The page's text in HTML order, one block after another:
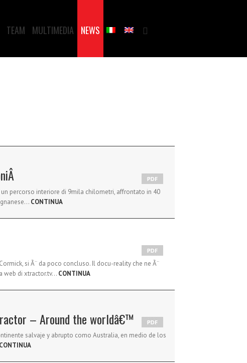
TEAM MULTIMEDIA NEWS
percorso interiore di 9mila chilometri, affrontato in 40
CONTINUA
si Ã¨ da poco concluso. Il docu-reality che ne Ã¨
web di xtractor.tv… CONTINUA
– Around the worldâ€™
salvaje y abrupto como Australia, en medio de los
CONTINUA